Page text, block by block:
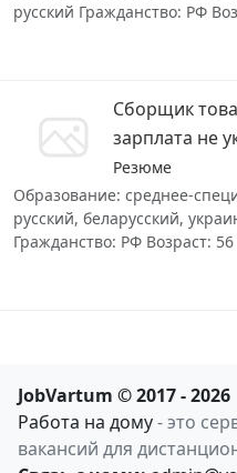
русский Гражданство: РФ
Сборщик
зарплата не
Резюме
Образование: среднее-
русский, беларусский,
Гражданство: РФ Возраст:
JobVartum © 2017 - 2026
Работа на дому- это
вакансий для